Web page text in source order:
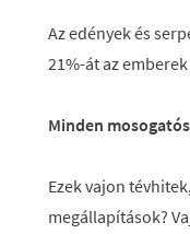
Az edények és
21%-át az
Minden
Ezek vajon
megállapítások?